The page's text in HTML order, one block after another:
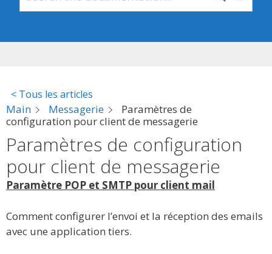
< Tous les articles
Main Messagerie
Paramètres de
configuration pour client de messagerie
Paramètres de configuration
pour client de messagerie
Paramètre POP et SMTP pour client mail
Comment configurer l’envoi et la réception des emails
avec une application tiers.